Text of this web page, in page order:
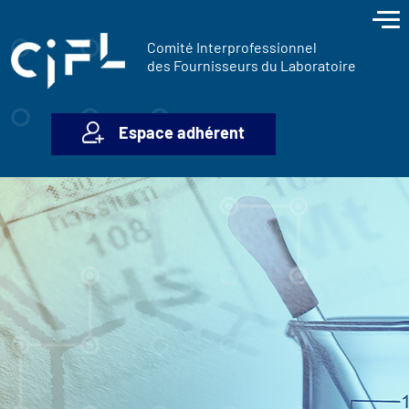
Comité Interprofessionnel
des Fournisseurs du Laboratoire
Espace adhérent